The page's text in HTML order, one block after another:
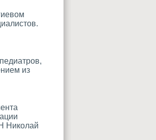
из
Николай